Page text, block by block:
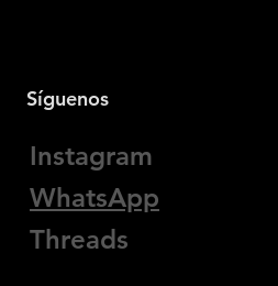
Síguenos
Instagram
WhatsApp
Threads